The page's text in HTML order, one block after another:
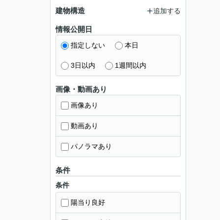
建物構造 追加する
情報公開日
指定しない 本日
3日以内 1週間以内
画像・動画あり
画像あり
動画あり
パノラマあり
条件
条件
陽当り良好